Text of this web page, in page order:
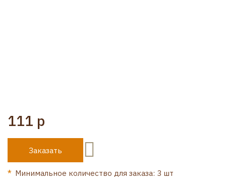
111 р
Заказать
Минимальное количество для заказа: 3 шт